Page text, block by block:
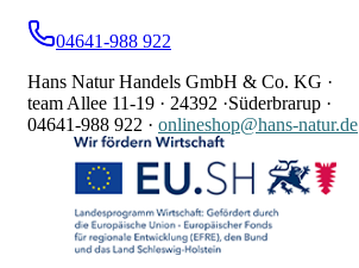
04641-988 922
Hans Natur Handels GmbH & Co. KG ·
team Allee 11-19 · 24392 ·Süderbrarup ·
04641-988 922 · onlineshop@hans-natur.de